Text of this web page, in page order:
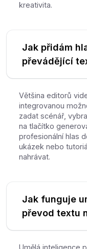
kreativita.
Jak přidám
převádějící
Většina editorů
integrovanou
zadat scénář,
na tlačítko
profesionální hlas
ukázek nebo
nahrávat.
Jak funguje
převod textu
Umělá inteligence